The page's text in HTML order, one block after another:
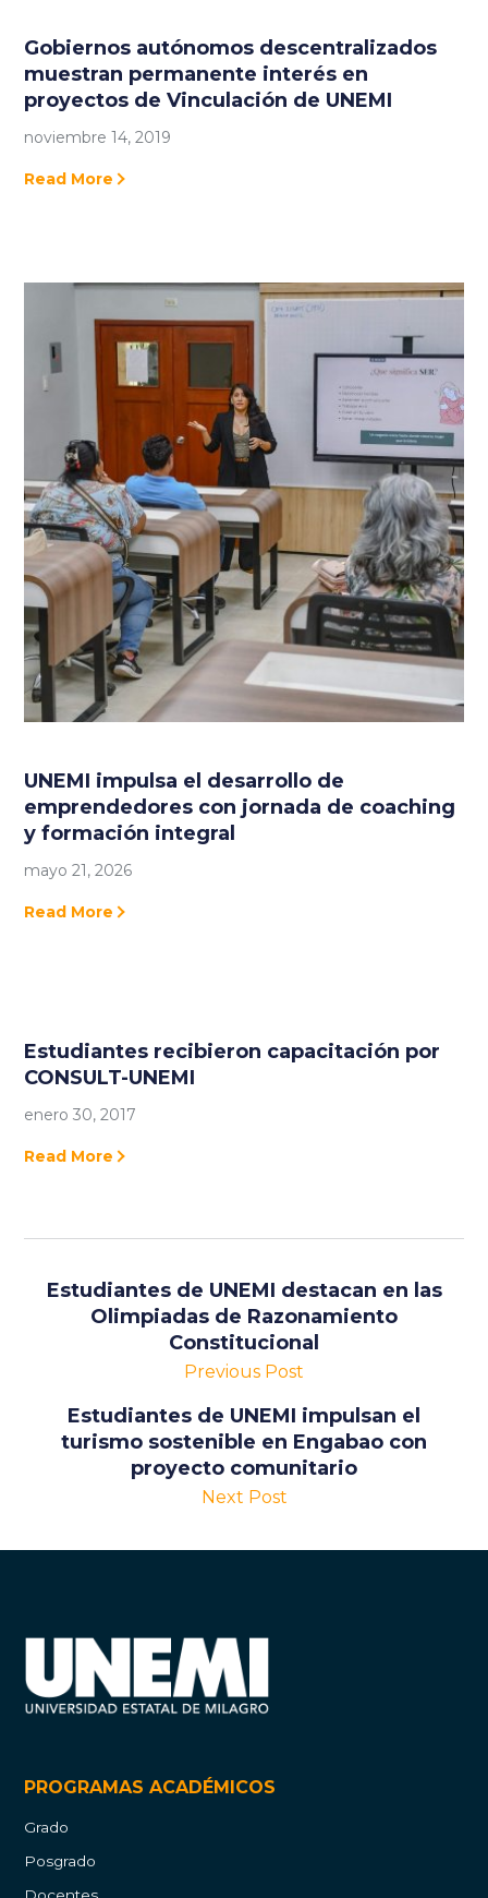
Gobiernos autónomos descentralizados
muestran permanente interés en
proyectos de Vinculación de UNEMI
noviembre 14, 2019
Read More
UNEMI impulsa el desarrollo de
emprendedores con jornada de coaching
y formación integral
mayo 21, 2026
Read More
Estudiantes recibieron capacitación por
CONSULT-UNEMI
enero 30, 2017
Read More
Estudiantes de UNEMI destacan en las
Olimpiadas de Razonamiento
Constitucional
Previous Post
Estudiantes de UNEMI impulsan el
turismo sostenible en Engabao con
proyecto comunitario
Next Post
PROGRAMAS ACADÉMICOS
Grado
Posgrado